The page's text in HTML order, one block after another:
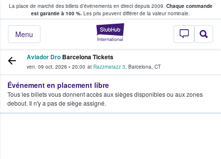
La place de marché des billets d’événements en direct depuis 2009. Chaque commande
est garantie à 100 %. Les prix peuvent différer de la valeur nominale.
StubHub - Où
Menu
fans achètent et vendent des billets
Aviador Dro Barcelona Tickets
ven. 09 oct. 2026 • 20:00 at Razzmatazz 3, Barcelona, CT
Événement en placement libre
Tous les billets vous donnent accès aux sièges disponibles ou aux zones
debout. Il n'y a pas de siège assigné.